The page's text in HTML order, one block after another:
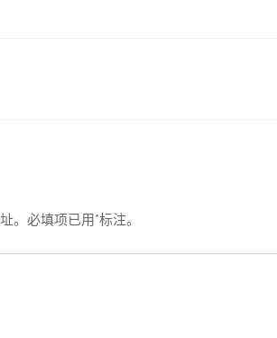
。必填项已用*标注。